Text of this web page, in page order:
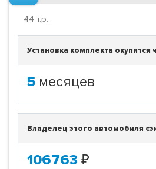
44 т.р.
Установка комплекта окупится
5 месяцев
Владелец этого автомобиля
106763 ₽